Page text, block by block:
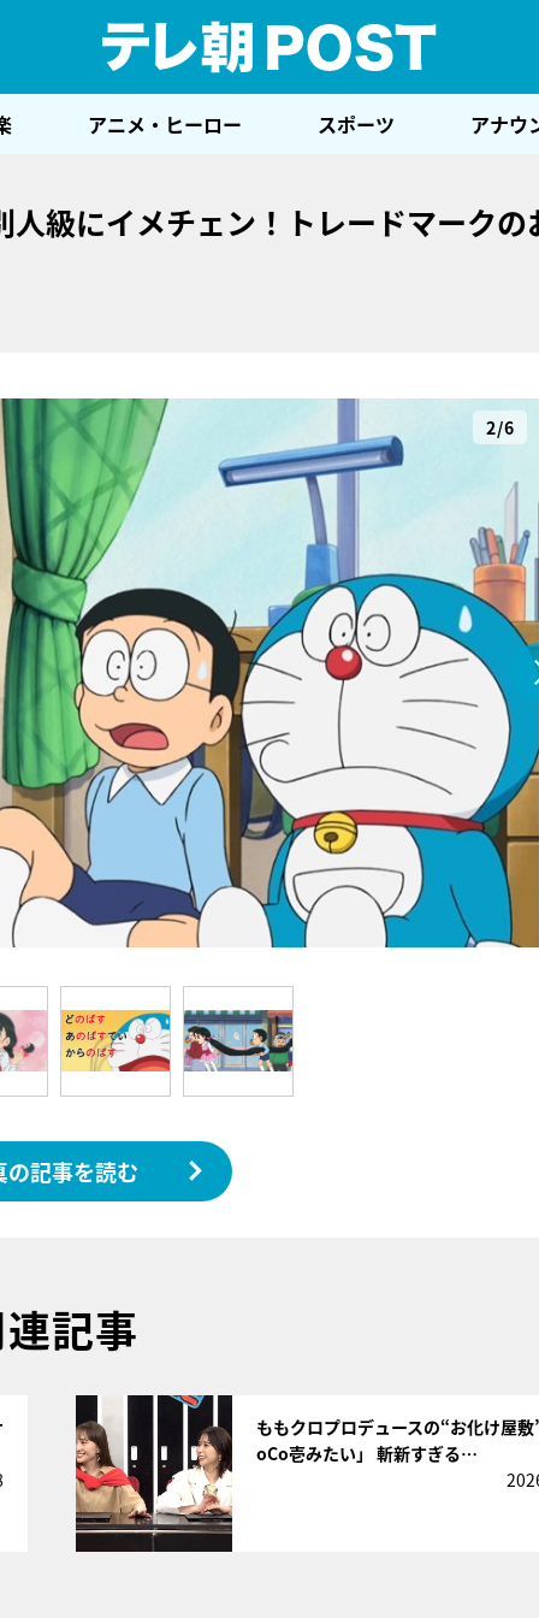
アニメ・ヒーロー スポーツ アナウ
級にイメチェン！トレードマークの
2/6
の記事を読む
記事
ももクロプロデュースの“お化け屋敷
oCo壱みたい」 斬新すぎる…
『アイ＝ラブ！げーみん
E齋藤樹愛羅＆佐々木舞
ビュー